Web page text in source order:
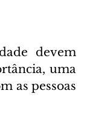
devem
uma
as pessoas